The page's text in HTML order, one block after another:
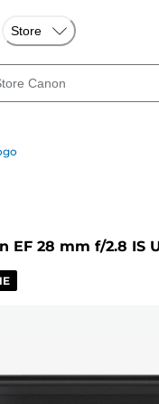
Store
EF 28 mm f/2.8 IS